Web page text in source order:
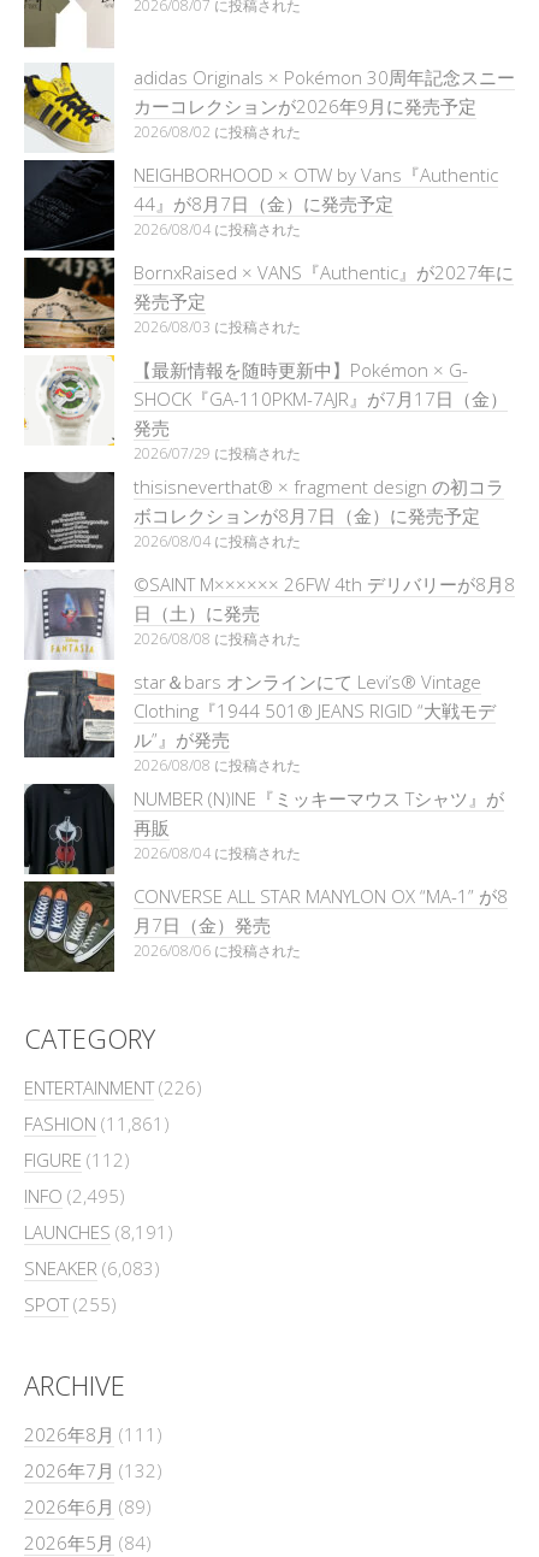
2026/08/07 に投稿された
adidas Originals × Pokémon 30周年記念スニー
カーコレクションが2026年9月に発売予定
2026/08/02 に投稿された
NEIGHBORHOOD × OTW by Vans『Authentic
44』が8月7日（金）に発売予定
2026/08/04 に投稿された
BornxRaised × VANS『Authentic』が2027年に
発売予定
2026/08/03 に投稿された
【最新情報を随時更新中】Pokémon × G-
SHOCK『GA-110PKM-7AJR』が7月17日（金）
発売
2026/07/29 に投稿された
thisisneverthat® × fragment design の初コラ
ボコレクションが8月7日（金）に発売予定
2026/08/04 に投稿された
©SAINT M×××××× 26FW 4th デリバリーが8月8
日（土）に発売
2026/08/08 に投稿された
star＆bars オンラインにて Levi’s® Vintage
Clothing『1944 501® JEANS RIGID “大戦モデ
ル”』が発売
2026/08/08 に投稿された
NUMBER (N)INE『ミッキーマウス Tシャツ』が
再販
2026/08/04 に投稿された
CONVERSE ALL STAR MANYLON OX “MA-1” が8
月7日（金）発売
2026/08/06 に投稿された
CATEGORY
ENTERTAINMENT(226)
FASHION (11,861)
FIGURE (112)
INFO (2,495)
LAUNCHES (8,191)
SNEAKER (6,083)
SPOT(255)
ARCHIVE
2026年8月 (111)
2026年7月 (132)
2026年6月 (89)
2026年5月 (84)